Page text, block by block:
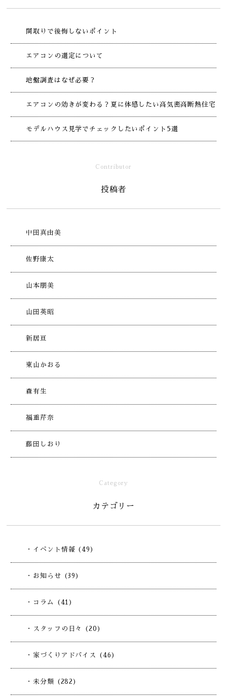
間取りで後悔しないポイント
エアコンの選定について
地盤調査はなぜ必要？
エアコンの効きが変わる？夏に体感したい高気密高断熱住宅
モデルハウス見学でチェックしたいポイント5選
Contributor
投稿者
中田真由美
佐野康太
山本朋美
山田英昭
新居亘
東山かおる
森有生
福重芹奈
藤田しおり
Category
カテゴリー
・イベント情報 (49)
・お知らせ (39)
・コラム (41)
・スタッフの日々 (20)
・家づくりアドバイス (46)
・未分類 (282)